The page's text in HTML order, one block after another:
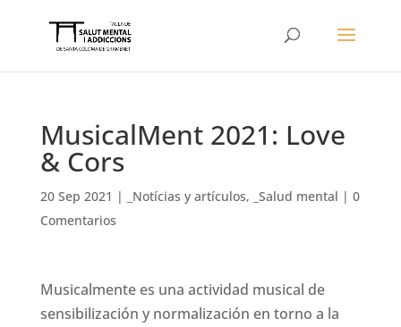
MusicalMent 2021: Love
& Cors
20 Sep 2021 | _Notícias y artículos, _Salud mental | 0
Comentarios
Musicalmente es una actividad musical de
sensibilización y normalización en torno a la